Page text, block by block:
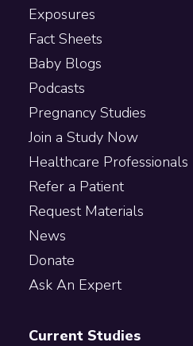
Exposures
Fact Sheets
Baby Blogs
Podcasts
Pregnancy Studies
Join a Study Now
Healthcare Professionals
Refer a Patient
Request Materials
News
Donate
Ask An Expert
Current Studies